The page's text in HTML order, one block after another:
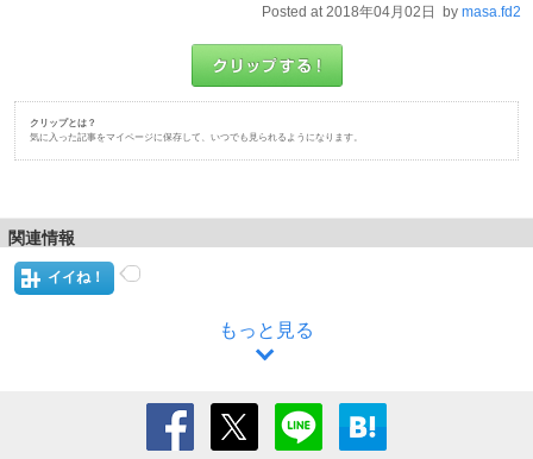
Posted at 2018年04月02日 by masa.fd2
クリップとは？
気に入った記事をマイページに保存して、いつでも見られるようになります。
関連情報
イイね！
もっと見る